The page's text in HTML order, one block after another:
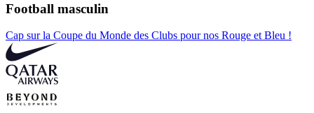
Football masculin
Cap sur la Coupe du Monde des Clubs pour nos Rouge et Bleu !